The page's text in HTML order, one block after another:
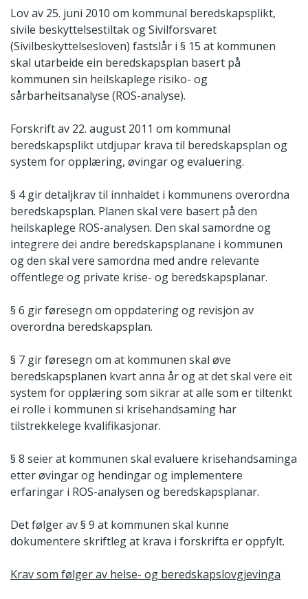
Lov av 25. juni 2010 om kommunal beredskapsplikt,
sivile beskyttelsestiltak og Sivilforsvaret
(Sivilbeskyttelsesloven) fastslår i § 15 at kommunen
skal utarbeide ein beredskapsplan basert på
kommunen sin heilskaplege risiko- og
sårbarheitsanalyse (ROS-analyse).
Forskrift av 22. august 2011 om kommunal
beredskapsplikt utdjupar krava til beredskapsplan og
system for opplæring, øvingar og evaluering.
§ 4 gir detaljkrav til innhaldet i kommunens overordna
beredskapsplan. Planen skal vere basert på den
heilskaplege ROS-analysen. Den skal samordne og
integrere dei andre beredskapsplanane i kommunen
og den skal vere samordna med andre relevante
offentlege og private krise- og beredskapsplanar.
§ 6 gir føresegn om oppdatering og revisjon av
overordna beredskapsplan.
§ 7 gir føresegn om at kommunen skal øve
beredskapsplanen kvart anna år og at det skal vere eit
system for opplæring som sikrar at alle som er tiltenkt
ei rolle i kommunen si krisehandsaming har
tilstrekkelege kvalifikasjonar.
§ 8 seier at kommunen skal evaluere krisehandsaminga
etter øvingar og hendingar og implementere
erfaringar i ROS-analysen og beredskapsplanar.
Det følger av § 9 at kommunen skal kunne
dokumentere skriftleg at krava i forskrifta er oppfylt.
Krav som følger av helse- og beredskapslovgjevinga